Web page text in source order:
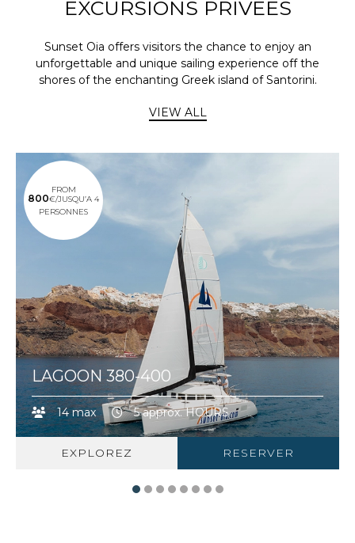
EXCURSIONS PRIVEES
Sunset Oia offers visitors the chance to enjoy an
unforgettable and unique sailing experience off the
shores of the enchanting Greek island of Santorini.
VIEW ALL
FROM
800€/JUSQU’A 4
PERSONNES
LAGOON 380-400
14 max 5 approx. HOURS
EXPLOREZ RESERVER